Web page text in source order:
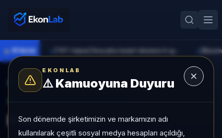
EKONLAB
⚠️Kamuoyuna Duyuru
Son dönemde şirketimizin ve markamızın adı
kullanılarak çeşitli sosyal medya hesapları açıldığı,
● PİYASA
AI Hisse Radar/KCHOL
SUNUCU TARAFI HISSE GIRIŞI
Koç Holding